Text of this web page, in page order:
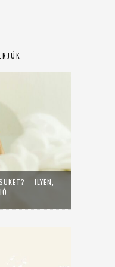
– ILYEN,